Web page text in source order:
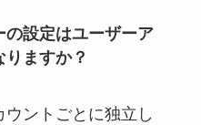
の設定はユーザーア
ますか？
ントごとに独立し